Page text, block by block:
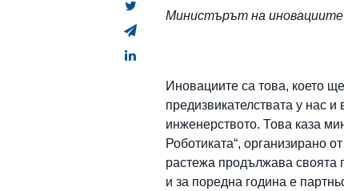
Министърът на иновациите
Иновациите са това, което
предизвикателствата у нас
инженерството. Това каза
Роботиката“, организирано
растежа продължава своята
и за поредна година е